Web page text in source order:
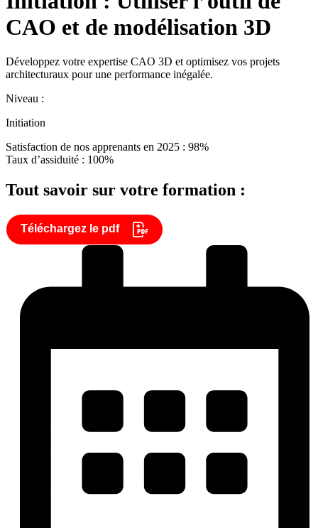
CAO et de modélisation 3D
Développez votre expertise CAO 3D et optimisez vos projets
architecturaux pour une performance inégalée.
Niveau :
Initiation
Satisfaction de nos apprenants en 2025 : 98%
Taux d’assiduité : 100%
Tout savoir sur votre formation :
Téléchargez le pdf